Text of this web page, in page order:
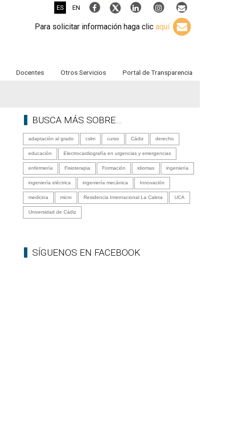
ES EN
Para solicitar información haga clicaquí
Docentes Otros Servicios Portal de Transparencia
BUSCA MÁS SOBRE…
adaptación al grado cslm curso Cádiz derecho
educación Electrocardiografía en urgencias y emergencias
enfermería Fisioterapia Formación idiomas ingeniería
ingeniería eléctrica ingeniería mecánica Innovación
medicina micro Residencia Internacional La Caleta UCA
Universidad de Cádiz
SÍGUENOS EN FACEBOOK